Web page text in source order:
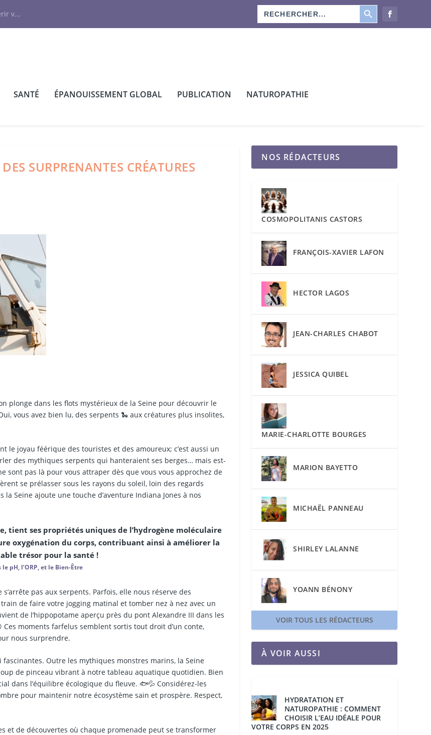
v...
Search
for:
SEARCH BUTTON
SANTÉ ÉPANOUISSEMENT GLOBAL PUBLICATION NATUROPATHIE
SURPRENANTES CRÉATURES
plonge dans les flots mystérieux de la Seine pour découvrir le
vous avez bien lu, des serpents 🐍 aux créatures plus insolites,
le joyau féérique des touristes et des amoureux; c’est aussi un
des mythiques serpents qui hanteraient ses berges… mais est-
sont pas là pour vous attraper dès que vous vous approchez de
se prélasser sous les rayons du soleil, loin des regards
la Seine ajoute une touche d’aventure Indiana Jones à nos
tient ses propriétés uniques de l’hydrogène moléculaire
oxygénation du corps, contribuant ainsi à améliorer la
trésor pour la santé !
pH, l’ORP, et le Bien-Être
pas aux serpents. Parfois, elle nous réserve des
de faire votre jogging matinal et tomber nez à nez avec un
de l’hippopotame aperçu près du pont Alexandre III dans les
moments farfelus semblent sortis tout droit d’un conte,
nous surprendre.
Outre les mythiques monstres marins, la Seine
de pinceau vibrant à notre tableau aquatique quotidien. Bien
dans l’équilibre écologique du fleuve. 🐟💦 Considérez-les
pour maintenir notre écosystème sain et prospère. Respect,
et de découvertes où chaque promenade peut se transformer
NOS RÉDACTEURS
COSMOPOLITANIS CASTORS
FRANÇOIS-XAVIER LAFON
HECTOR LAGOS
JEAN-CHARLES CHABOT
JESSICA QUIBEL
MARIE-CHARLOTTE BOURGES
MARION BAYETTO
MICHAËL PANNEAU
SHIRLEY LALANNE
YOANN BÉNONY
VOIR TOUS LES RÉDACTEURS
À VOIR AUSSI
HYDRATATION ET
NATUROPATHIE : COMMENT
CHOISIR L’EAU IDÉALE POUR
VOTRE CORPS EN 2025